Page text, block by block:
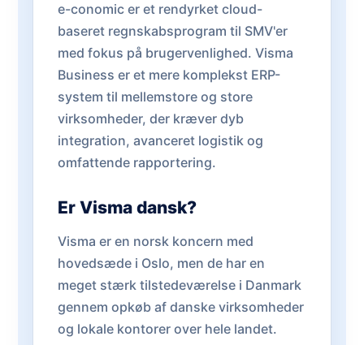
e-conomic er et rendyrket cloud-
baseret regnskabsprogram til SMV'er
med fokus på brugervenlighed. Visma
Business er et mere komplekst ERP-
system til mellemstore og store
virksomheder, der kræver dyb
integration, avanceret logistik og
omfattende rapportering.
Er Visma dansk?
Visma er en norsk koncern med
hovedsæde i Oslo, men de har en
meget stærk tilstedeværelse i Danmark
gennem opkøb af danske virksomheder
og lokale kontorer over hele landet.